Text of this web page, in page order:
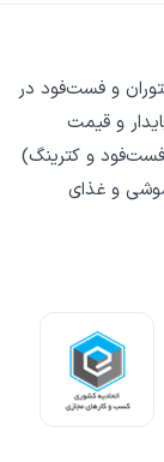
و فست‌فود در
و قیمت
فست‌فود و کترینگ)
و غذای